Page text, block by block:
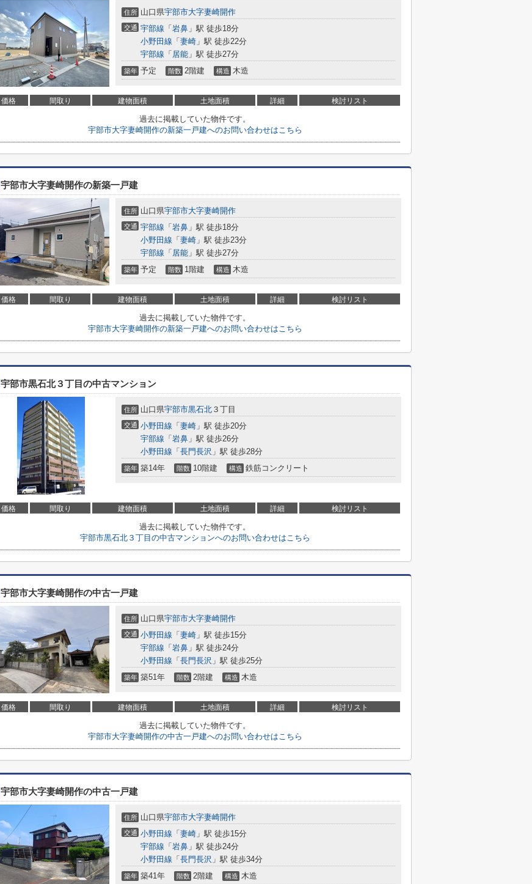
住所 山口県宇部市大字妻崎開作
交通 宇部線 「 岩鼻 」駅 徒歩18分
小野田線 「 妻崎 」駅 徒歩22分
宇部線 「 居能 」駅 徒歩27分
築年 予定 階数 2階建 構造 木造
価格 間取り 建物面積 土地面積 詳細 検討リスト
過去に掲載していた物件です。
宇部市大字妻崎開作の新築一戸建へのお問い合わせはこちら
宇部市大字妻崎開作の新築一戸建
住所 山口県宇部市大字妻崎開作
交通 宇部線 「 岩鼻 」駅 徒歩18分
小野田線 「 妻崎 」駅 徒歩23分
宇部線 「 居能 」駅 徒歩27分
築年 予定 階数 1階建 構造 木造
価格 間取り 建物面積 土地面積 詳細 検討リスト
過去に掲載していた物件です。
宇部市大字妻崎開作の新築一戸建へのお問い合わせはこちら
宇部市黒石北３丁目の中古マンション
住所 山口県宇部市黒石北 ３丁目
交通 小野田線 「 妻崎 」駅 徒歩20分
宇部線 「 岩鼻 」駅 徒歩26分
小野田線 「 長門長沢 」駅 徒歩28分
築年 築14年 階数 10階建 構造 鉄筋コンクリート
価格 間取り 建物面積 土地面積 詳細 検討リスト
過去に掲載していた物件です。
宇部市黒石北３丁目の中古マンションへのお問い合わせはこちら
宇部市大字妻崎開作の中古一戸建
住所 山口県宇部市大字妻崎開作
交通 小野田線 「 妻崎 」駅 徒歩15分
宇部線 「 岩鼻 」駅 徒歩24分
小野田線 「 長門長沢 」駅 徒歩25分
築年 築51年 階数 2階建 構造 木造
価格 間取り 建物面積 土地面積 詳細 検討リスト
過去に掲載していた物件です。
宇部市大字妻崎開作の中古一戸建へのお問い合わせはこちら
宇部市大字妻崎開作の中古一戸建
住所 山口県宇部市大字妻崎開作
交通 小野田線 「 妻崎 」駅 徒歩15分
宇部線 「 岩鼻 」駅 徒歩24分
小野田線 「 長門長沢 」駅 徒歩34分
築年 築41年 階数 2階建 構造 木造